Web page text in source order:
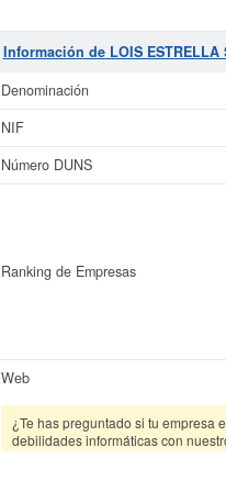
se encuentra en
La ficha contabiliza un total de
subvenciones. Descubra a cuales
Si está interesado en conocer
ESTRELLA SL. y
Información de LOIS ESTRELLA
Denominación
NIF
Número DUNS
Ranking de Empresas
Web
¿Te has preguntado si tu empresa
debilidades informáticas con